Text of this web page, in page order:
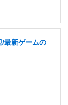
/最新ゲームの